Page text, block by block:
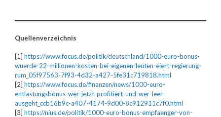
Quellenverzeichnis
[1] https://www.focus.de/politik/deutschland/1000-euro-bonus-
wuerde-22-millionen-kosten-bei-eigenen-leuten-eiert-regierung-
rum_05f97563-7f93-4d32-a427-5fe31c719818.html
[2] https://www.focus.de/finanzen/news/1000-euro-
entlastungsbonus-wer-jetzt-profitiert-und-wer-leer-
ausgeht_ccb16b9c-a407-4174-9d00-8c912911c7f0.html
[3] https://nius.de/politik/1000-euro-bonus-empfaenger-von-